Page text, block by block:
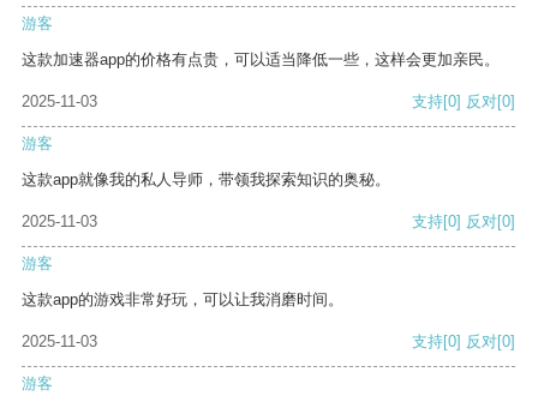
游客
这款加速器app的价格有点贵，可以适当降低一些，这样会更加亲民。
2025-11-03 支持[0] 反对[0]
游客
这款app就像我的私人导师，带领我探索知识的奥秘。
2025-11-03 支持[0] 反对[0]
游客
这款app的游戏非常好玩，可以让我消磨时间。
2025-11-03 支持[0] 反对[0]
游客